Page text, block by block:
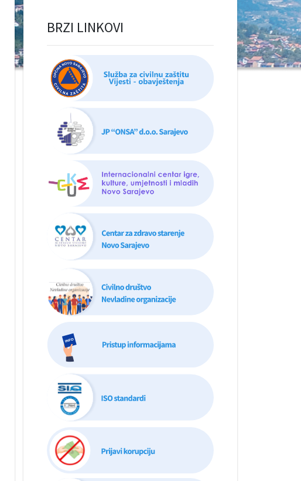
BRZI LINKOVI